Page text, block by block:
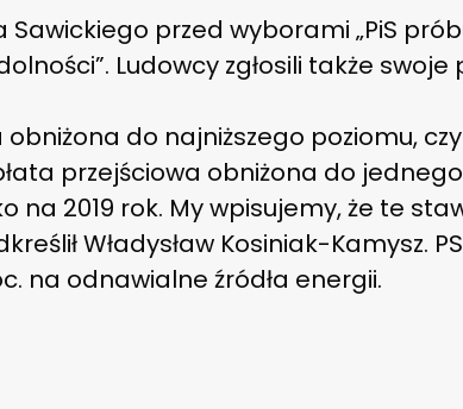
Sawickiego przed wyborami „PiS
Ludowcy zgłosili także swoje
obniżona do najniższego poziomu,
przejściowa obniżona do
na 2019 rok. My wpisujemy, że te
Władysław Kosiniak-Kamysz.
na odnawialne źródła energii.